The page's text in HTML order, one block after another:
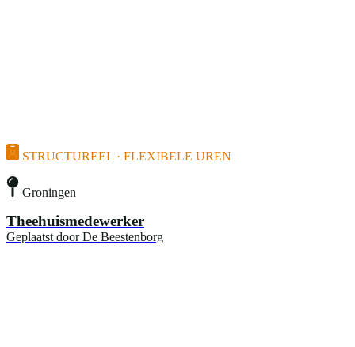
STRUCTUREEL · FLEXIBELE UREN
Groningen
Theehuismedewerker
Geplaatst door De Beestenborg